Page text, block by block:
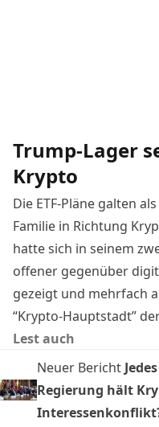
Trump-Lager
Krypto
Die ETF-Pläne galten
Familie in Richtung
hatte sich in seinem
offener gegenüber
gezeigt und mehrfach
“Krypto-Hauptstadt”
Lest auch
Neuer Bericht
Regierung hält